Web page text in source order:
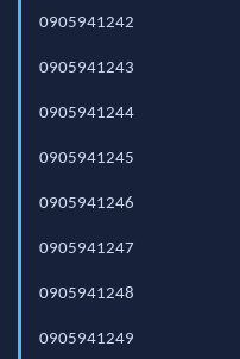
0905941242
0905941243
0905941244
0905941245
0905941246
0905941247
0905941248
0905941249